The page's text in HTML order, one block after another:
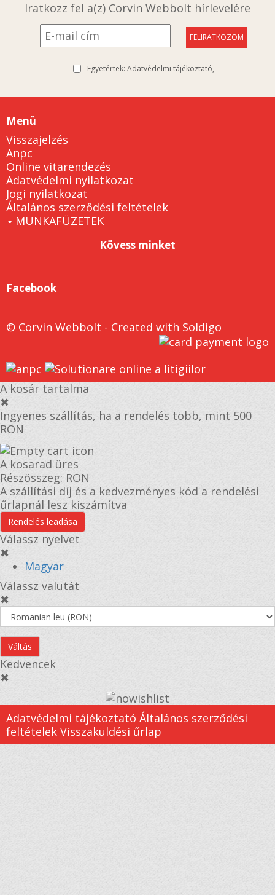
Iratkozz fel a(z) Corvin Webbolt hírlevelére
Egyetértek: Adatvédelmi tájékoztató
Menü
Visszajelzés
Anpc
Online vitarendezés
Adatvédelmi nyilatkozat
Jogi nyilatkozat
Általános szerződési feltételek
MUNKAFÜZETEK
Kövess minket
Facebook
© Corvin Webbolt - Created with Soldigo
A kosár tartalma
✖
Ingyenes szállítás, ha a rendelés több, mint 500
RON
A kosarad üres
Részösszeg: RON
A szállítási díj és a kedvezményes kód a rendelési
űrlapnál lesz kiszámítva
Rendelés leadása
Válassz nyelvet
✖
Magyar
Válassz valutát
✖
Váltás
Kedvencek
✖
Adatvédelmi tájékoztató Általános szerződési
feltételek Visszaküldési űrlap